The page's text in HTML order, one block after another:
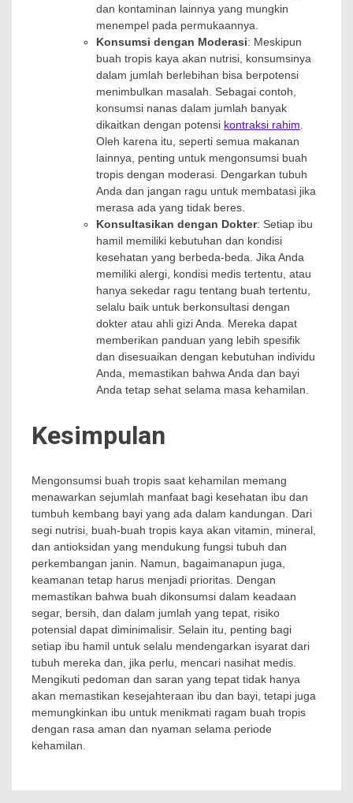
dan kontaminan lainnya yang mungkin
menempel pada permukaannya.
Konsumsi dengan Moderasi: Meskipun
buah tropis kaya akan nutrisi, konsumsinya
dalam jumlah berlebihan bisa berpotensi
menimbulkan masalah. Sebagai contoh,
konsumsi nanas dalam jumlah banyak
dikaitkan dengan potensi kontraksi rahim.
Oleh karena itu, seperti semua makanan
lainnya, penting untuk mengonsumsi buah
tropis dengan moderasi. Dengarkan tubuh
Anda dan jangan ragu untuk membatasi jika
merasa ada yang tidak beres.
Konsultasikan dengan Dokter: Setiap ibu
hamil memiliki kebutuhan dan kondisi
kesehatan yang berbeda-beda. Jika Anda
memiliki alergi, kondisi medis tertentu, atau
hanya sekedar ragu tentang buah tertentu,
selalu baik untuk berkonsultasi dengan
dokter atau ahli gizi Anda. Mereka dapat
memberikan panduan yang lebih spesifik
dan disesuaikan dengan kebutuhan individu
Anda, memastikan bahwa Anda dan bayi
Anda tetap sehat selama masa kehamilan.
Kesimpulan
Mengonsumsi buah tropis saat kehamilan memang
menawarkan sejumlah manfaat bagi kesehatan ibu dan
tumbuh kembang bayi yang ada dalam kandungan. Dari
segi nutrisi, buah-buah tropis kaya akan vitamin, mineral,
dan antioksidan yang mendukung fungsi tubuh dan
perkembangan janin. Namun, bagaimanapun juga,
keamanan tetap harus menjadi prioritas. Dengan
memastikan bahwa buah dikonsumsi dalam keadaan
segar, bersih, dan dalam jumlah yang tepat, risiko
potensial dapat diminimalisir. Selain itu, penting bagi
setiap ibu hamil untuk selalu mendengarkan isyarat dari
tubuh mereka dan, jika perlu, mencari nasihat medis.
Mengikuti pedoman dan saran yang tepat tidak hanya
akan memastikan kesejahteraan ibu dan bayi, tetapi juga
memungkinkan ibu untuk menikmati ragam buah tropis
dengan rasa aman dan nyaman selama periode
kehamilan.